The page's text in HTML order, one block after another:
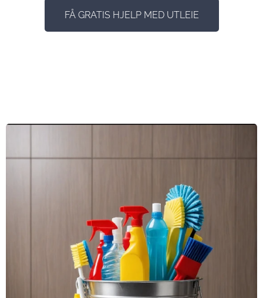
FÅ GRATIS HJELP MED UTLEIE